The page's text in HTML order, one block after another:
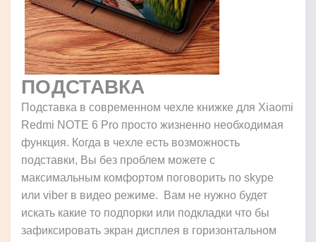
ПОДСТАВКА
Подставка в современном чехле книжке для Xiaomi
Redmi NOTE 6 Pro просто жизненно необходимая
функция. Когда в чехле есть возможность
подставки, Вы без проблем можете с
максимальным комфортом поговорить по skype
или viber в видео режиме. Вам не нужно будет
искать какие то подпорки или подкладки что бы
зафиксировать экран дисплея в горизонтальном